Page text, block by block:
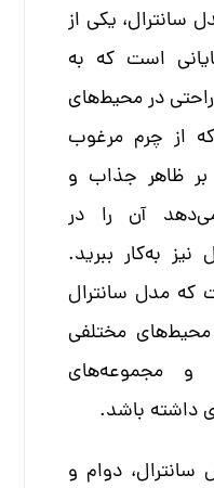
سانترال، یکی از
است که به
در محیط‌های
از چرم مرغوب
ظاهر جذاب و
آن را در
نیز به‌کار ببرید.
که مدل سانترال
محیط‌های مختلفی
و مجموعه‌های
داشته باشد.
دوام و